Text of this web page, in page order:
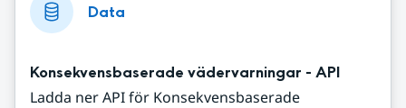
Data
Konsekvensbaserade vädervarningar - API
Ladda ner API för Konsekvensbaserade